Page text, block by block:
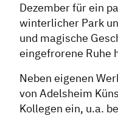
Dezember für ein
winterlicher Park
und magische
eingefrorene Ruhe
Neben eigenen
von Adelsheim
Kollegen ein, u.a.